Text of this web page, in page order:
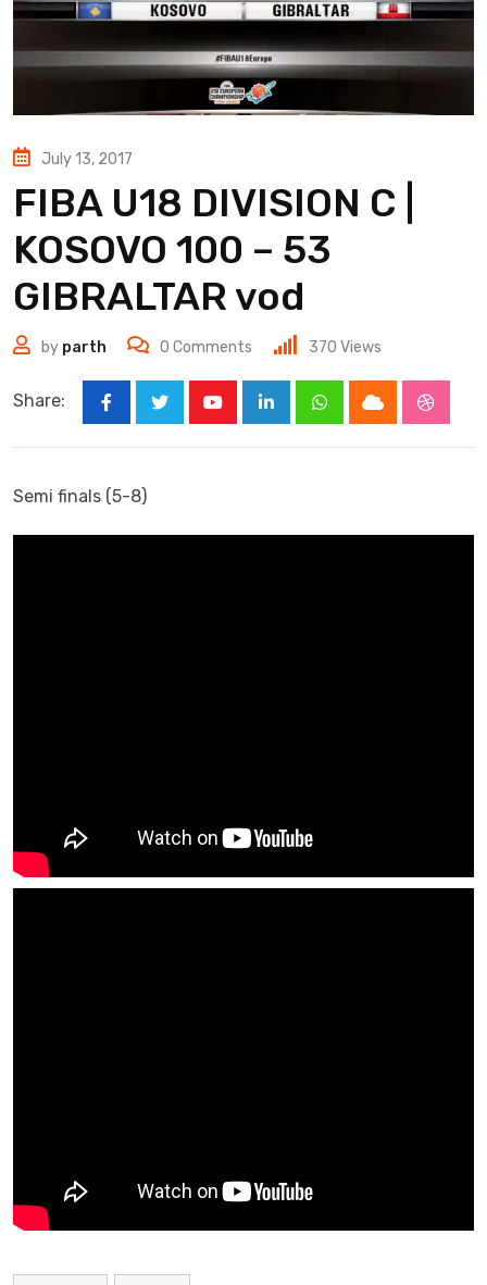
July 13, 2017
FIBA U18 DIVISION C |
KOSOVO 100 – 53
GIBRALTAR vod
by parth 0 Comments 370 Views
Share:
LinkedInWhatsappCloud
Semi finals (5-8)